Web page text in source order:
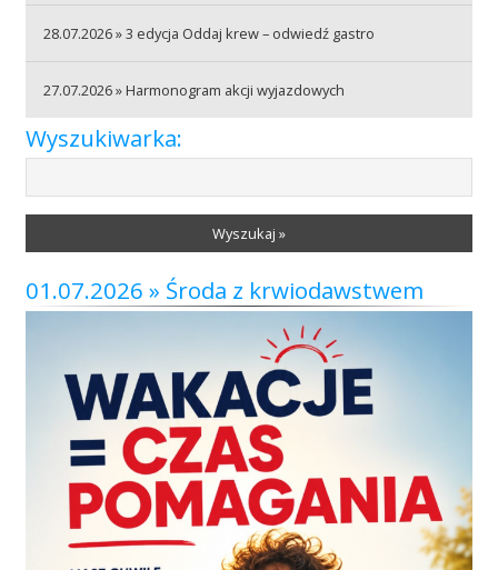
Szpitale
Badania
Przetargi
Kontakt
28.07.2026 » 3 edycja Oddaj krew – odwiedź gastro
27.07.2026 » Harmonogram akcji wyjazdowych
Wyszukiwarka:
Wyszukaj »
01.07.2026 » Środa z krwiodawstwem